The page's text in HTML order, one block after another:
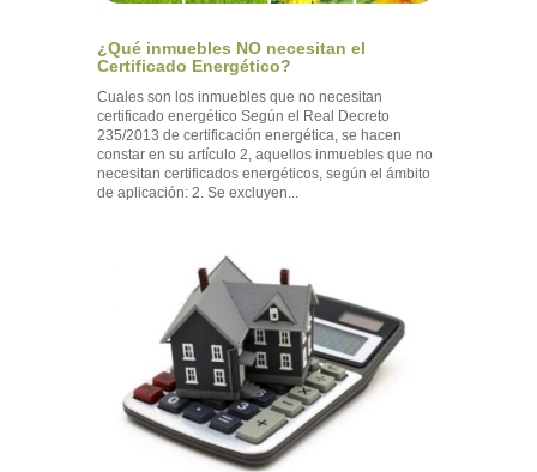
¿Qué inmuebles NO necesitan el
Certificado Energético?
Cuales son los inmuebles que no necesitan
certificado energético Según el Real Decreto
235/2013 de certificación energética, se hacen
constar en su artículo 2, aquellos inmuebles que no
necesitan certificados energéticos, según el ámbito
de aplicación: 2. Se excluyen...